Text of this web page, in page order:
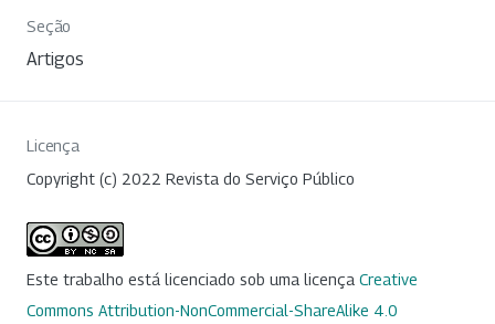
Seção
Artigos
Licença
Copyright (c) 2022 Revista do Serviço Público
Este trabalho está licenciado sob uma licença Creative
Commons Attribution-NonCommercial-ShareAlike 4.0